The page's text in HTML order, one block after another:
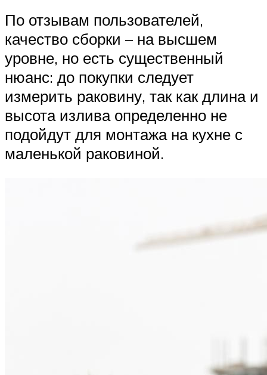
По отзывам пользователей,
качество сборки – на высшем
уровне, но есть существенный
нюанс: до покупки следует
измерить раковину, так как длина и
высота излива определенно не
подойдут для монтажа на кухне с
маленькой раковиной.